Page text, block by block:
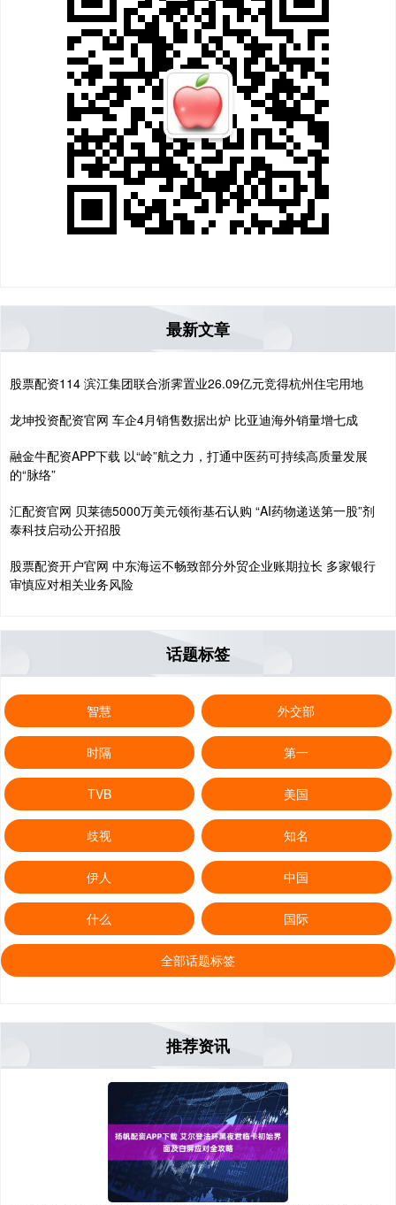
最新文章
股票配资114 滨江集团联合浙霁置业26.09亿元竞得杭州住宅用地
龙坤投资配资官网 车企4月销售数据出炉 比亚迪海外销量增七成
融金牛配资APP下载 以“岭”航之力，打通中医药可持续高质量发展
的“脉络”
汇配资官网 贝莱德5000万美元领衔基石认购 “AI药物递送第一股”剂
泰科技启动公开招股
股票配资开户官网 中东海运不畅致部分外贸企业账期拉长 多家银行
审慎应对相关业务风险
话题标签
智慧 外交部
时隔 第一
TVB 美国
歧视 知名
伊人 中国
什么 国际
全部话题标签
推荐资讯